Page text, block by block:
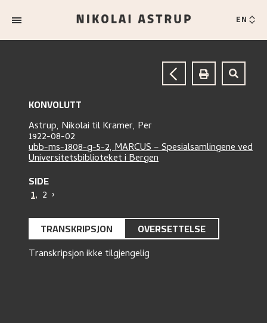
EN
KONVOLUTT
Astrup, Nikolai tilKramer, Per
1922-08-02
ubb-ms-1808-g-5-2, MARCUS – Spesialsamlingene ved
Universitetsbiblioteket i Bergen
SIDE
1, 2 ›
TRANSKRIPSJON OVERSETTELSE
Transkripsjon ikke tilgjengelig